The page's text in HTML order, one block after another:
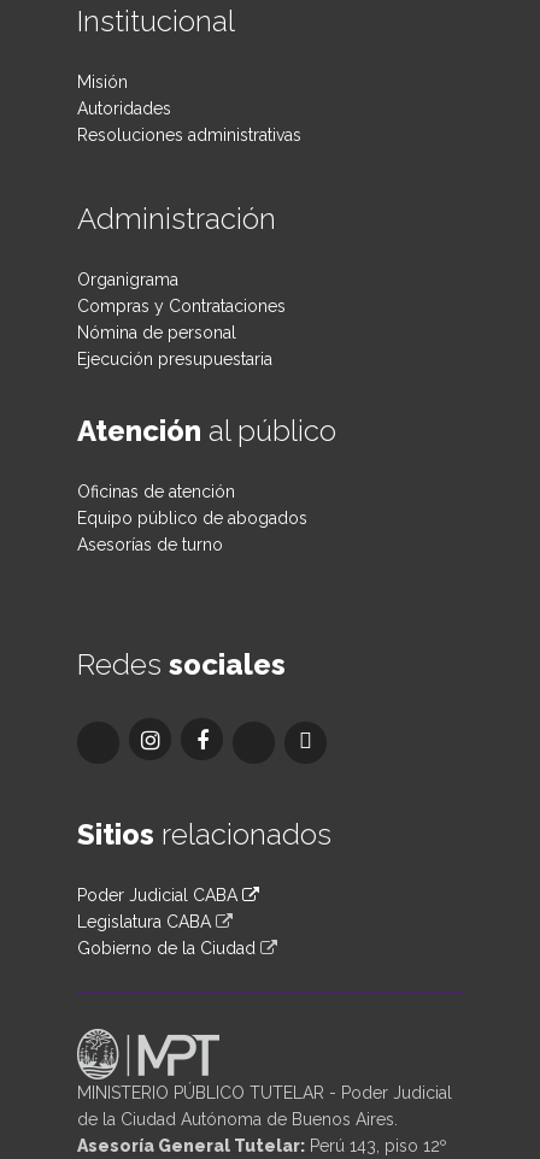
Institucional
Misión
Autoridades
Resoluciones administrativas
Administración
Organigrama
Compras y Contrataciones
Nómina de personal
Ejecución presupuestaria
Atención al público
Oficinas de atención
Equipo público de abogados
Asesorías de turno
Redes sociales
Sitios relacionados
Poder Judicial CABA
Legislatura CABA
Gobierno de la Ciudad
MINISTERIO PÚBLICO TUTELAR - Poder Judicial
de la Ciudad Autónoma de Buenos Aires.
Asesoría General Tutelar: Perú 143, piso 12º